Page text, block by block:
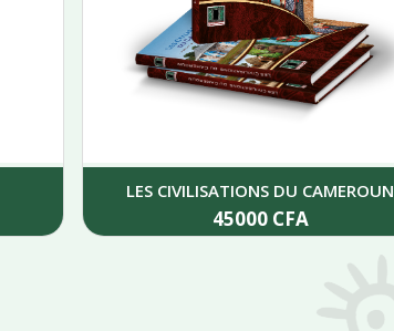
LES CIVILISATIONS DU CAMEROUN
45000 CFA